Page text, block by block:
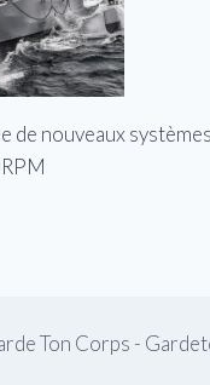
de nouveaux
Ton Corps -